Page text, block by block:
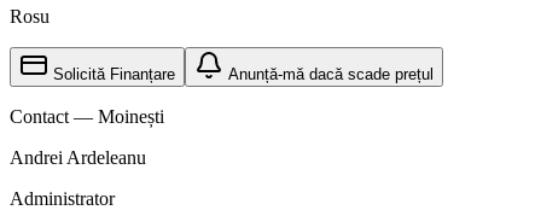
Rosu
Solicită Finanțare Anunță-mă dacă scade prețul
Contact — Moinești
Andrei Ardeleanu
Administrator